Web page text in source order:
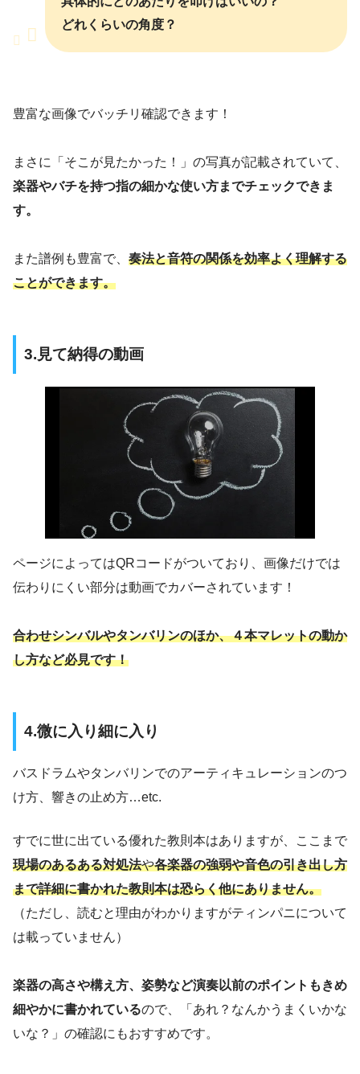
どれくらいの角度？
豊富な画像でバッチリ確認できます！
まさに「そこが見たかった！」の写真が記載されていて、
楽器やバチを持つ指の細かな使い方までチェックできま
す。
また譜例も豊富で、 奏法と音符の関係を効率よく理解する
ことができます。
3.見て納得の動画
ページによってはQRコードがついており、画像だけでは
伝わりにくい部分は動画でカバーされています！
合わせシンバルやタンバリンのほか、４本マレットの動か
し方など必見です！
4.微に入り細に入り
バスドラムやタンバリンでのアーティキュレーションのつ
け方、響きの止め方…etc.
すでに世に出ている優れた教則本はありますが、ここまで
現場のあるある対処法や各楽器の強弱や音色の引き出し方
まで詳細に書かれた教則本は恐らく他にありません。
（ただし、読むと理由がわかりますがティンパニについて
は載っていません）
楽器の高さや構え方、姿勢など演奏以前のポイントもきめ
細やかに書かれているので、「あれ？なんかうまくいかな
いな？」の確認にもおすすめです。